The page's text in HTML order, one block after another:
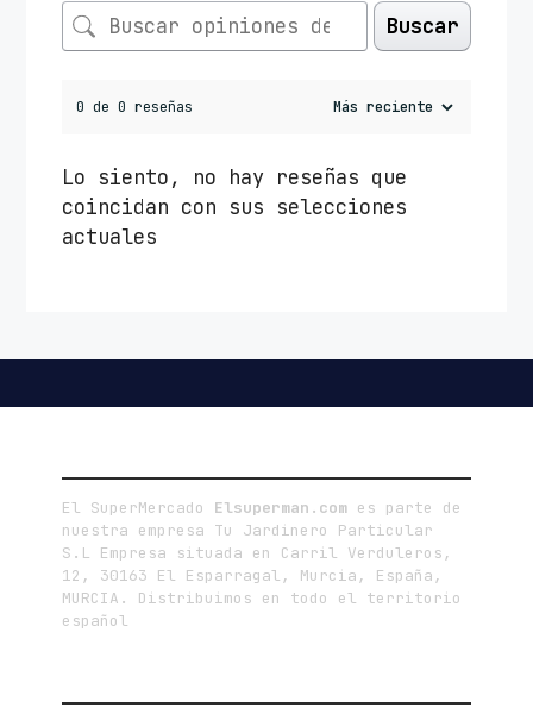
Buscar
0 de 0 reseñas
Lo siento, no hay reseñas que
coincidan con sus selecciones
actuales
El SuperMercado Elsuperman.com es parte de
nuestra empresa Tu Jardinero Particular
S.L Empresa situada en Carril Verduleros,
12, 30163 El Esparragal, Murcia, España,
MURCIA. Distribuimos en todo el territorio
español